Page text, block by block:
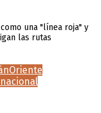
una "línea roja" y
las rutas
Oriente